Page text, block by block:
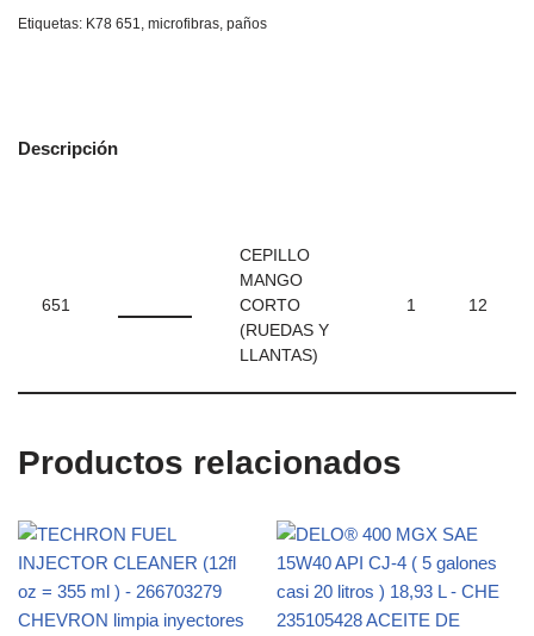
Etiquetas: K78 651, microfibras, paños
Descripción
651
CEPILLO
MANGO
CORTO
(RUEDAS Y
LLANTAS)
1 12
Productos relacionados